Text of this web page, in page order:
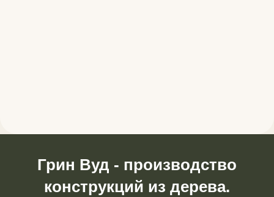
Грин Вуд - производство
конструкций из дерева.